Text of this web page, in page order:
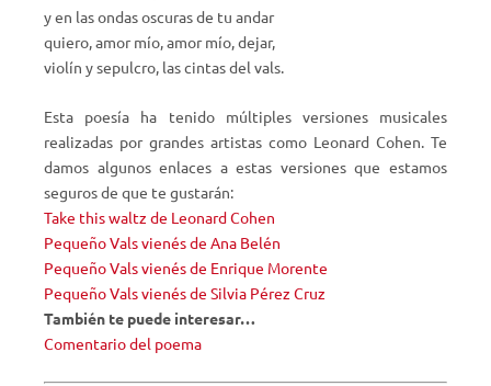
y en las ondas oscuras de tu andar
quiero, amor mío, amor mío, dejar,
violín y sepulcro, las cintas del vals.
Esta poesía ha tenido múltiples versiones musicales
realizadas por grandes artistas como Leonard Cohen. Te
damos algunos enlaces a estas versiones que estamos
seguros de que te gustarán:
Take this waltz de Leonard Cohen
Pequeño Vals vienés de Ana Belén
Pequeño Vals vienés de Enrique Morente
Pequeño Vals vienés de Silvia Pérez Cruz
También te puede interesar…
Comentario del poema